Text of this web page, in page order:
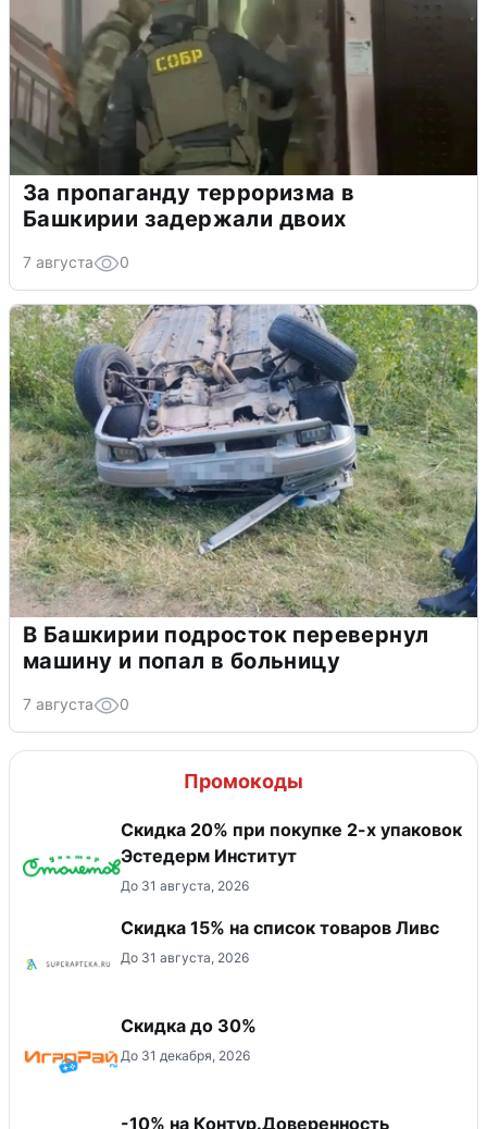
За пропаганду терроризма в
Башкирии задержали двоих
7 августа 0
В Башкирии подросток перевернул
машину и попал в больницу
7 августа 0
Промокоды
Скидка 20% при покупке 2-х упаковок
Эстедерм Институт
До 31 августа, 2026
Скидка 15% на список товаров Ливс
До 31 августа, 2026
Скидка до 30%
До 31 декабря, 2026
-10% на Контур.Доверенность